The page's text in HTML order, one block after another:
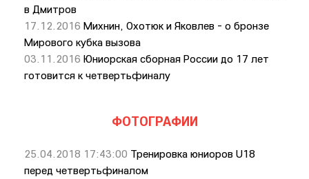
в Дмитров
17.12.2016 Михнин, Охотюк и Яковлев - о бронзе
Мирового кубка вызова
03.11.2016 Юниорская сборная России до 17 лет
готовится к четвертьфиналу
ФОТОГРАФИИ
25.04.2018 17:43:00 Тренировка юниоров U18
перед четвертьфиналом